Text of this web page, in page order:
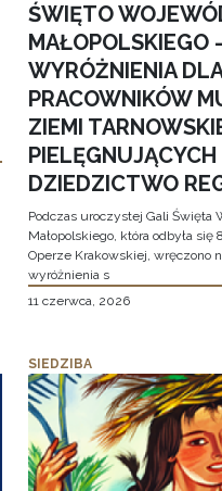
ŚWIĘTO
MAŁOPOLSKIEGO
WYRÓŻNIENIA DLA
PRACOWNIKÓW
ZIEMI
PIELĘGNUJĄCYCH
DZIEDZICTWO
Podczas uroczystej Gali Święta
Małopolskiego, która odbyła się
Operze Krakowskiej, wręczono
wyróżnienia s
11 czerwca, 2026
SIEDZIBA